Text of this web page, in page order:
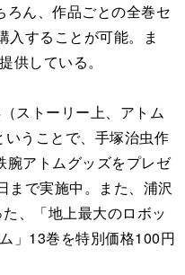
ん、作品ごとの全巻セ
入することが可能。ま
供している。
ストーリー上、アトム
うことで、手塚治虫作
腕アトムグッズをプレゼ
まで実施中。また、浦沢
、「地上最大のロボッ
」13巻を特別価格100円